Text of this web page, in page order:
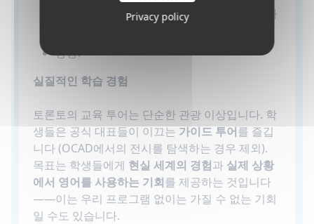
- 건축상의 아이콘과 시민 랜드마
등등.
실질적인 학습 경험
토론토의 교육 투어는 단순한 관광 이상입니다. 학
생들은 공식 대표들이 이끄는가이드 투어를 즐깁
니다 (OCAD에서의 전시를 탐색하는 경우 제외).
목표는 학생들에게 현실 세계의 경험과 실제 상황
에서 영어를 사용하는 기회를 제공하는 것입니다
——이는 우리 프로그램 없이는 가질 수 없는 기회
일 수도 있습니다.
Privacy policy